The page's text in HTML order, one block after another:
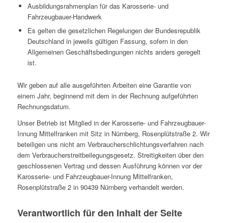
Ausbildungsrahmenplan für das Karosserie- und
Fahrzeugbauer-Handwerk
Es gelten die gesetzlichen Regelungen der Bundesrepublik
Deutschland in jeweils gültigen Fassung, sofern in den
Allgemeinen Geschäftsbedingungen nichts anders geregelt
ist.
Wir geben auf alle ausgeführten Arbeiten eine Garantie von
einem Jahr, beginnend mit dem in der Rechnung aufgeführten
Rechnungsdatum.
Unser Betrieb ist Mitglied in der Karosserie- und Fahrzeugbauer-
Innung Mittelfranken mit Sitz in Nürnberg, Rosenplütstraße 2. Wir
beteiligen uns nicht am Verbraucherschlichtungsverfahren nach
dem Verbraucherstreitbeilegungsgesetz. Streitigkeiten über den
geschlossenen Vertrag und dessen Ausführung können vor der
Karosserie- und Fahrzeugbauer-Innung Mittelfranken,
Rosenplütstraße 2 in 90439 Nürnberg verhandelt werden.
Verantwortlich für den Inhalt der Seite